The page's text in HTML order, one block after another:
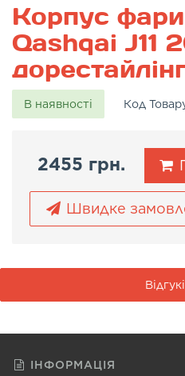
Корпус
Qashqai J11
В наявності Код
2455 грн.
Швидке
ІНФОРМАЦІЯ